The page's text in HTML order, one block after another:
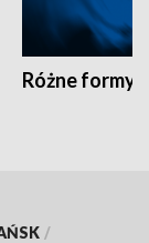
Różne formy
/